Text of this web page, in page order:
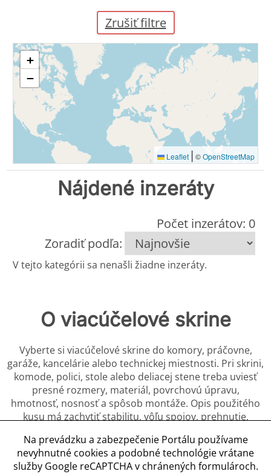
Zrušiť filtre
+
−
Leaflet | ©OpenStreetMap
Nájdené inzeráty
Počet inzerátov: 0
Zoradiť podľa:
V tejto kategórii sa nenašli žiadne inzeráty.
O viacúčelové skrine
Vyberte si viacúčelové skrine do komory, práčovne,
garáže, kancelárie alebo technickej miestnosti. Pri skrini,
komode, polici, stole alebo deliacej stene treba uviesť
presné rozmery, materiál, povrchovú úpravu,
hmotnosť, nosnosť a spôsob montáže. Opis použitého
kusu má zachytiť stabilitu, vôľu spojov, prehnutie,
chýbajúce diely. Predávajúci má uviesť počet políc, nôh,
panelov a spojovacích prvkov a vysvetliť, či je potrebné
kotvenie do steny alebo podlahy.
Na prevádzku a zabezpečenie Portálu používame
nevyhnutné cookies a podobné technológie vrátane
služby Google reCAPTCHA v chránených formulároch.